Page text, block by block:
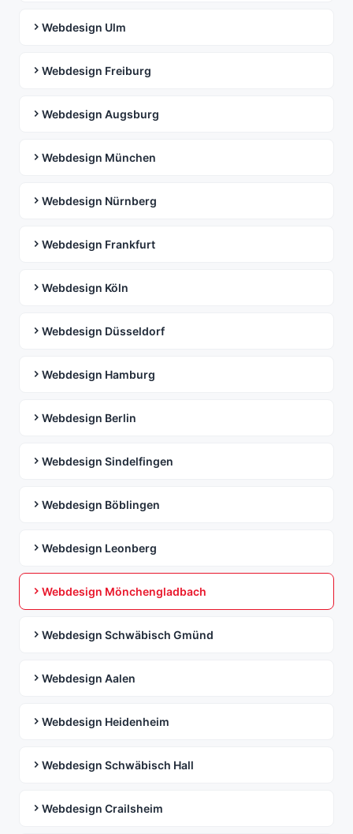
Webdesign Ulm
Webdesign Freiburg
Webdesign Augsburg
Webdesign München
Webdesign Nürnberg
Webdesign Frankfurt
Webdesign Köln
Webdesign Düsseldorf
Webdesign Hamburg
Webdesign Berlin
Webdesign Sindelfingen
Webdesign Böblingen
Webdesign Leonberg
Webdesign Mönchengladbach
Webdesign Schwäbisch Gmünd
Webdesign Aalen
Webdesign Heidenheim
Webdesign Schwäbisch Hall
Webdesign Crailsheim